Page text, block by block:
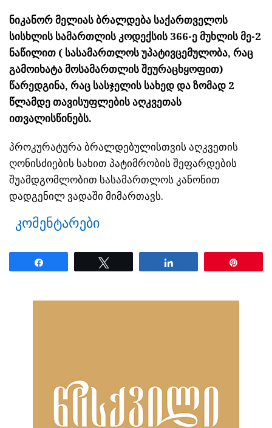
ნიკანორ მელიას ბრალდება საქართველოს
სისხლის სამართლის კოდექსის 366-ე მუხლის მე-2
ნაწილით ( სასამართლოს უპატივცემულობა, რაც
გამოიხატა მოსამართლის შეურაცხყოფით)
წარედგინა, რაც სასჯელის სახედ და ზომად 2
წლამდე თავისუფლების აღკვეთას
ითვალისწინებს.
პროკურატურა ბრალდებულისთვის აღკვეთის
ღონისძიების სახით პატიმრობის შეფარდების
შუამდგომლობით სასამართლოს კანონით
დადგენილ ვადაში მიმართავს.
კომენტარები